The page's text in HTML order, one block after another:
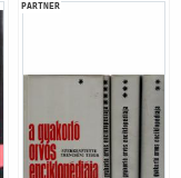
PARTNER